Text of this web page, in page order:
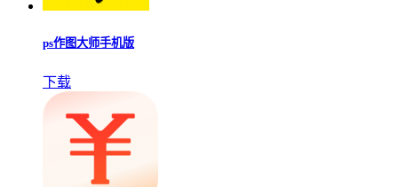
ps作图大师手机版
下载